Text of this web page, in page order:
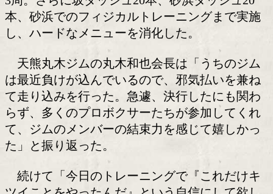
込み合宿を行った。参加したのは、A級
ーの小川椋也(27)を筆頭に、C級ボクサ
JCL中日本決勝戦に出場する西牟田旬ら
一丸となって汗を流し、結束を深めた。
トレーニングでは、日間賀島1周4km
3周。さらに坂ダッシュ20本、砂浜ダッ
本、砂浜でのフィジカルトレーニング
し、ハードなメニューを消化した。